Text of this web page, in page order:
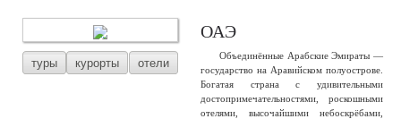
туры курорты отели
ОАЭ
Объединённые Арабские Эмираты —
государство на Аравийском полуострове.
Богатая страна с удивительными
достопримечательностями, роскошными
отелями, высочайшими небоскрёбами,